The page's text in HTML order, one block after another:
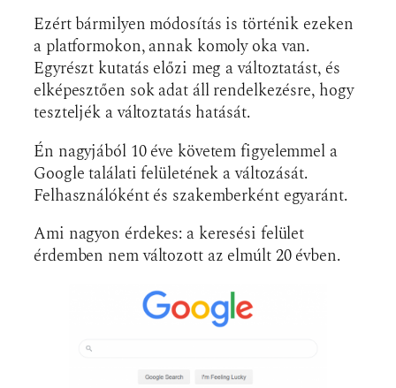
Ezért bármilyen módosítás is történik ezeken
a platformokon, annak komoly oka van.
Egyrészt kutatás előzi meg a változtatást, és
elképesztően sok adat áll rendelkezésre, hogy
teszteljék a változtatás hatását.
Én nagyjából 10 éve követem figyelemmel a
Google találati felületének a változását.
Felhasználóként és szakemberként egyaránt.
Ami nagyon érdekes: a keresési felület
érdemben nem változott az elmúlt 20 évben.